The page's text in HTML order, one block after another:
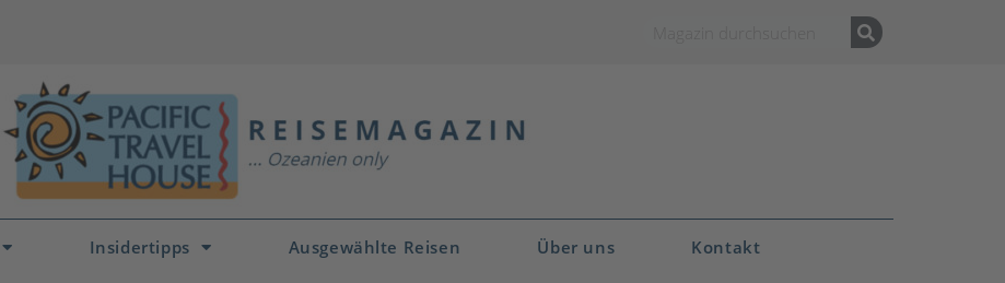
Insidertipps Ausgewählte Reisen Über uns Kontakt